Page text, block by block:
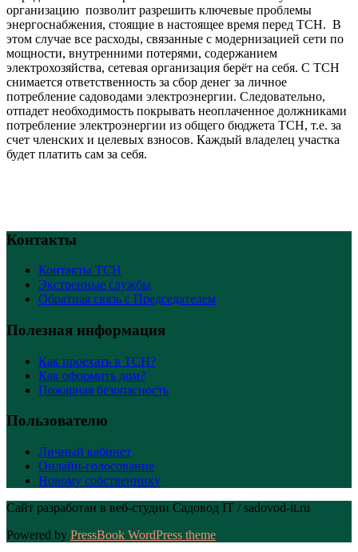
организацию позволит разрешить ключевые проблемы
энергоснабжения, стоящие в настоящее время перед ТСН. В
этом случае все расходы, связанные с модернизацией сети по
мощности, внутренними потерями, содержанием
электрохозяйства, сетевая организация берёт на себя. С ТСН
снимается ответственность за сбор денег за личное
потребление садоводами электроэнергии. Следовательно,
отпадет необходимость покрывать неоплаченное должниками
потребление электроэнергии из общего бюджета ТСН, т.е. за
счет членских и целевых взносов. Каждый владелец участка
будет платить сам за себя.
Контакты
Контакты ТСН
Экстренные службы
Обратная связь с Председателем
Полезная информация
Как проехать в ТСН?
Как оформить дом?
Пожарная безопасность
Пользователю
Личный кабинет
Онлайн-голосование
Новому собственнику
Сайт разработан в веб-студии Садовод IT / sadovod-it.ru
Powered by PressBook WordPress theme